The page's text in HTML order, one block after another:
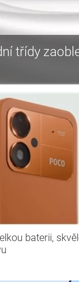
třídy
baterii,